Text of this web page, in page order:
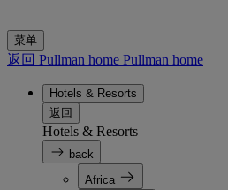
菜单
返回 Pullman home Pullman home
Hotels & Resorts
返回
Hotels & Resorts
back
Africa